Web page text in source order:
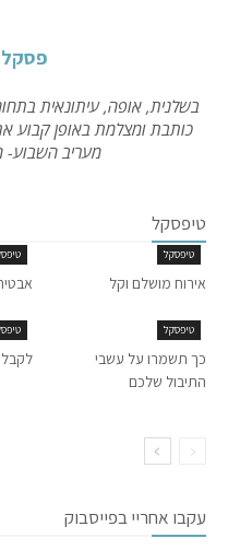
פסקל
בשלנית, אופה, עיתונאית
כותבת ומצלמת באופן קבוע
מעריב השבוע-
טיפסקל
טיפסקל
אירוח מושלם וקל
טיפסקל
כך תשמרו על עשבי
התיבול שלכם
עקבו אחריי בפייסבוק